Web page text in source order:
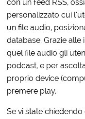
con un feed RSS,
personalizzato cui
un file audio,
database. Grazie
quel file audio gli
podcast, e per
proprio device
premere play.
Se vi state